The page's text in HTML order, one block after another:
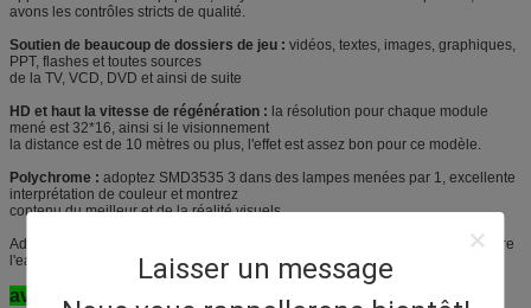
Laisser un message
avons les contrôles stricts de qualité.
Soutien de beaucoup de dossiers de jeu : vidéos, textes, images, graphiques,
PPT, flashes et toutes sources
de la TV, VCD, DVD et ainsi de suite
HD et haut la vitesse de régénération : la résolution pour chaque module
mené est 32*16, ainsi si le visionnement
la distance est de 10 mètres ou plus, l'effet est assez bon pour ce modèle.
Polychrome : adoptez SMD3535 3 dans des lampes menées par 1, excellente
interprétation de couleur et montrez
contenu du meilleur et de la réalité visuels
Adoption de la technologie imperméable pour protéger le module mené contre
l'eau
avantages :